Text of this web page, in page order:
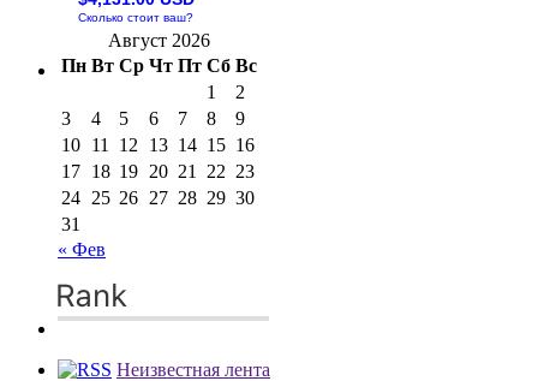
Сколько стоит ваш?
Август 2026
Пн Вт Ср Чт Пт Сб Вс
1
2
3
4 5 6 7 8
9
10 11 12 13 14 15 16
17 18 19 20 21 22 23
24 25 26 27 28 29 30
31
« Фев
Неизвестная лента